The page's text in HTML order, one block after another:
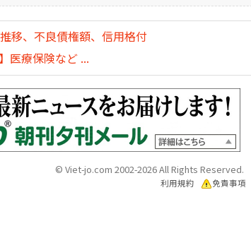
移、不良債権額、信用格付
医療保険など ...
© Viet-jo.com 2002-2026 All Rights Reserved.
利用規約 免責事項